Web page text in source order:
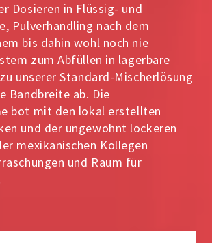
Dosieren in Flüssig- und
Pulverhandling nach dem
bis dahin wohl noch nie
zum Abfüllen in lagerbare
unserer Standard-Mischerlösung
Bandbreite ab. Die
bot mit den lokal erstellten
und der ungewohnt lockeren
mexikanischen Kollegen
und Raum für